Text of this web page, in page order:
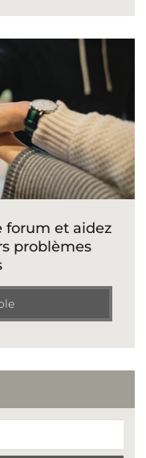
forum et aidez
problèmes